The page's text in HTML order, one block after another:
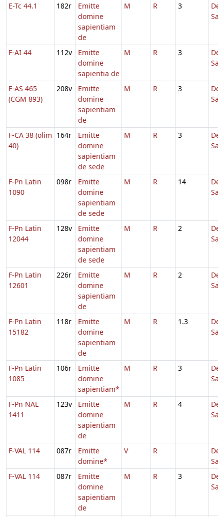
E-Tc 44.1 182r
Emitte
domine
sapientiam
de
M R 3
De
F-AI 44 112v
Emitte
domine
sapientia de
M R 3
De
F-AS 465
(CGM 893)
208v
Emitte
domine
sapientiam
de
M R 3
De
F-CA 38 (olim
40)
164r
Emitte
domine
sapientiam
de sede
M R 3
De
F-Pn Latin
1090
098r
Emitte
domine
sapientiam
de sede
M R 14
De
F-Pn Latin
12044
128v
Emitte
domine
sapientiam
de sede
M R 2
De
F-Pn Latin
12601
226r
Emitte
domine
sapientiam
de
M R 2
De
F-Pn Latin
15182
118r
Emitte
domine
sapientiam
de
M R 1.3
De
F-Pn Latin
1085
106r
Emitte
domine
sapientiam*
M R 3
De
F-Pn NAL
1411
123v
Emitte
domine
sapientiam
de
M R 4
De
F-VAL 114 087r
Emitte
domine*
V R
De
F-VAL 114
087r
Emitte
domine
sapientiam
de
M R 3
De